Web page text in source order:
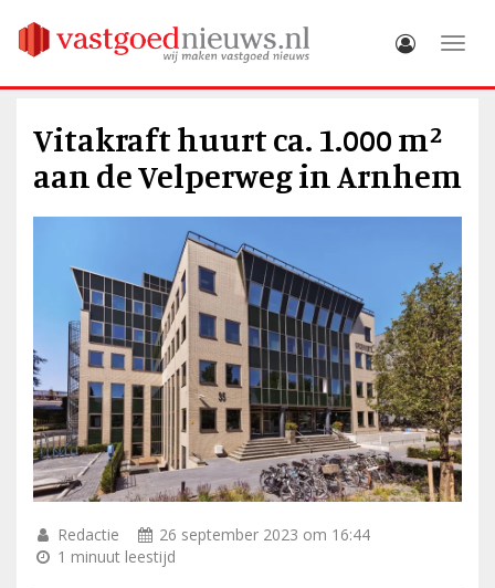
Vitakraft huurt ca. 1.000 m²
aan de Velperweg in Arnhem
Redactie
26 september 2023 om 16:44
1 minuut leestijd